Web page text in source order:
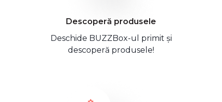
Descoperă produsele
Deschide BUZZBox-ul primit și
descoperă produsele!